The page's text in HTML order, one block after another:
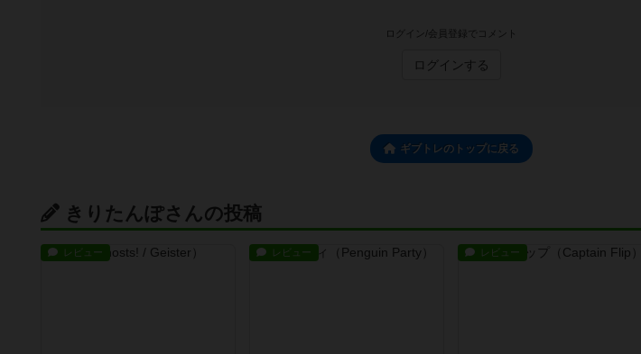
ログイン/会員登録でコメント
ログインする
ギブトレのトップに戻る
きりたんぽさんの投稿
レビュー レビュー レビュー